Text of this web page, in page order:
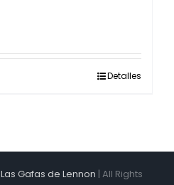
Detalles
Las Gafas de Lennon | All Rights